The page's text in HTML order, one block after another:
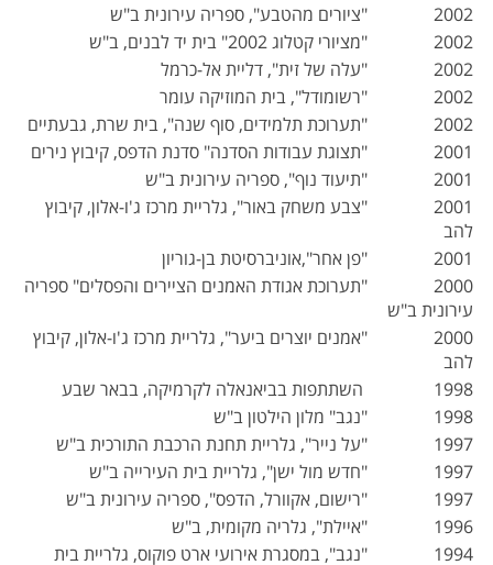
2002 "ציורים מהטבע", ספריה עירונית ב"ש
2002 "מציורי קטלוג 2002" בית יד לבנים, ב"ש
2002 "עלה של זית", דליית אל-כרמל
2002 "רשומודל", בית המוזיקה עומר
2002 "תערוכת תלמידים, סוף שנה", בית שרת, גבעתיים
2001 "תצוגת עבודות הסדנה" סדנת הדפס, קיבוץ נירים
2001 "תיעוד נוף", ספריה עירונית ב"ש
2001 "צבע משחק באור", גלריית מרכז ג'ו-אלון, קיבוץ
להב
2001 "פן אחר",אוניברסיטת בן-גוריון
2000 "תערוכת אגודת האמנים הציירים והפסלים" ספריה
עירונית ב"ש
2000 "אמנים יוצרים ביער", גלריית מרכז ג'ו-אלון, קיבוץ
להב
1998 השתתפות בביאנאלה לקרמיקה, בבאר שבע
1998 "נגב" מלון הילטון ב"ש
1997 "על נייר", גלריית תחנת הרכבת התורכית ב"ש
1997 "חדש מול ישן", גלריית בית העירייה ב"ש
1997 "רישום, אקוורל, הדפס", ספריה עירונית ב"ש
1996 "איילת", גלריה מקומית, ב"ש
1994 "נגב", במסגרת אירועי ארט פוקוס, גלריית בית